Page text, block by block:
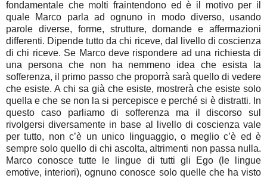
fondamentale che molti fraintendono ed è il motivo per il
quale Marco parla ad ognuno in modo diverso, usando
parole diverse, forme, strutture, domande e affermazioni
differenti. Dipende tutto da chi riceve, dal livello di coscienza
di chi riceve. Se Marco deve rispondere ad una richiesta di
una persona che non ha nemmeno idea che esista la
sofferenza, il primo passo che proporrà sarà quello di vedere
che esiste. A chi sa già che esiste, mostrerà che esiste solo
quella e che se non la si percepisce e perché si è distratti. In
questo caso parliamo di sofferenza ma il discorso sul
rivolgersi diversamente in base al livello di coscienza vale
per tutto, non c’è un unico linguaggio, o meglio c’è ed è
sempre solo quello di chi ascolta, altrimenti non passa nulla.
Marco conosce tutte le lingue di tutti gli Ego (le lingue
emotive, interiori), ognuno conosce solo quelle che ha visto